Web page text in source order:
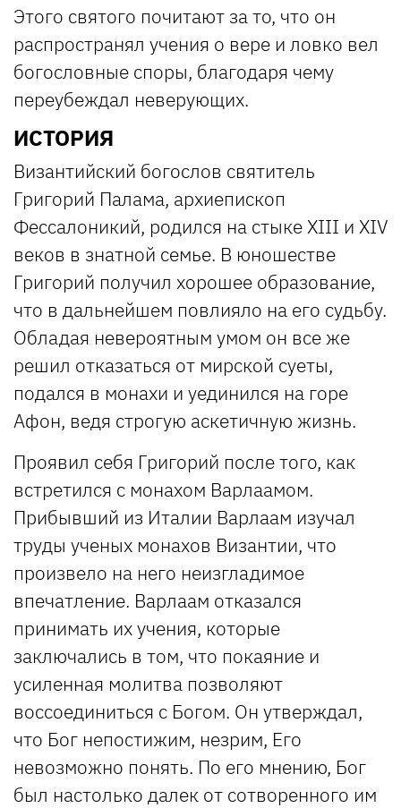
Этого святого почитают за то, что он
распространял учения о вере и ловко вел
богословные споры, благодаря чему
переубеждал неверующих.
ИСТОРИЯ
Византийский богослов святитель
Григорий Палама, архиепископ
Фессалоникий, родился на стыке XIII и XIV
веков в знатной семье. В юношестве
Григорий получил хорошее образование,
что в дальнейшем повлияло на его судьбу.
Обладая невероятным умом он все же
решил отказаться от мирской суеты,
подался в монахи и уединился на горе
Афон, ведя строгую аскетичную жизнь.
Проявил себя Григорий после того, как
встретился с монахом Варлаамом.
Прибывший из Италии Варлаам изучал
труды ученых монахов Византии, что
произвело на него неизгладимое
впечатление. Варлаам отказался
принимать их учения, которые
заключались в том, что покаяние и
усиленная молитва позволяют
воссоединиться с Богом. Он утверждал,
что Бог непостижим, незрим, Его
невозможно понять. По его мнению, Бог
был настолько далек от сотворенного им